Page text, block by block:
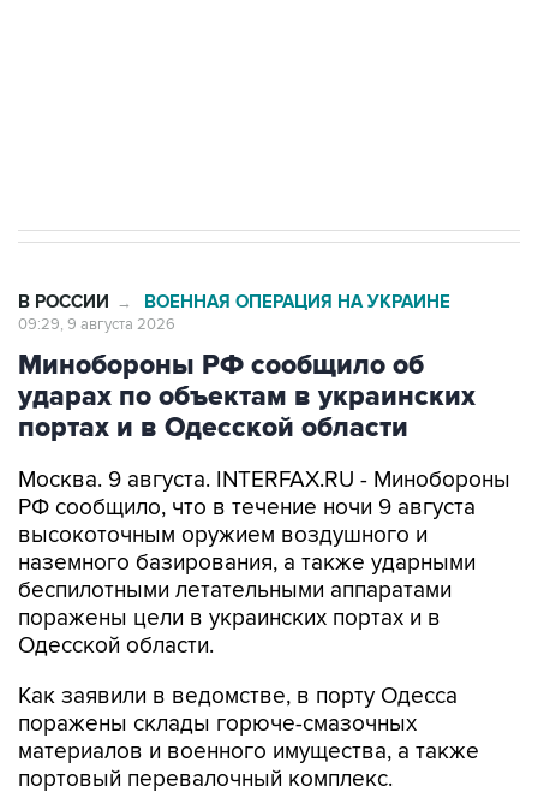
В РОССИИ → ВОЕННАЯ ОПЕРАЦИЯ НА УКРАИНЕ
09:29, 9 августа 2026
Минобороны РФ сообщило об
ударах по объектам в украинских
портах и в Одесской области
Москва. 9 августа. INTERFAX.RU - Минобороны
РФ сообщило, что в течение ночи 9 августа
высокоточным оружием воздушного и
наземного базирования, а также ударными
беспилотными летательными аппаратами
поражены цели в украинских портах и в
Одесской области.
Как заявили в ведомстве, в порту Одесса
поражены склады горюче-смазочных
материалов и военного имущества, а также
портовый перевалочный комплекс.